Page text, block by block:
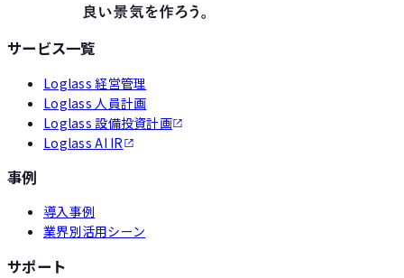
サービス一覧
Loglass 経営管理
Loglass 人員計画
Loglass 設備投資計画
Loglass AI IR
事例
導入事例
業界別活用シーン
サポート